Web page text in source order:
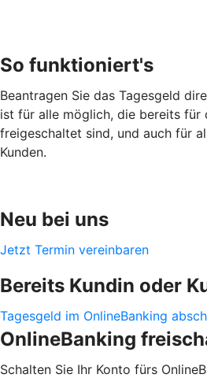
So funktioniert's
Beantragen Sie das Tagesgeld
ist für alle möglich, die bereits für
freigeschaltet sind, und auch für
Kunden.
Neu bei uns
Jetzt Termin vereinbaren
Bereits Kundin oder
Tagesgeld im OnlineBanking
OnlineBanking
Schalten Sie Ihr Konto fürs